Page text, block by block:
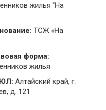
жилья "На
ТСЖ «На
форма:
жилья
Алтайский край, г.
д. 121